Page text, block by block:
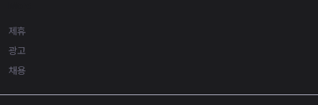
제휴
광고
채용